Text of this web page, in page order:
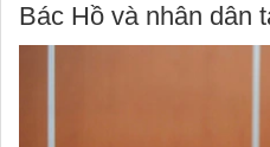
Bác Hồ và nhân dân